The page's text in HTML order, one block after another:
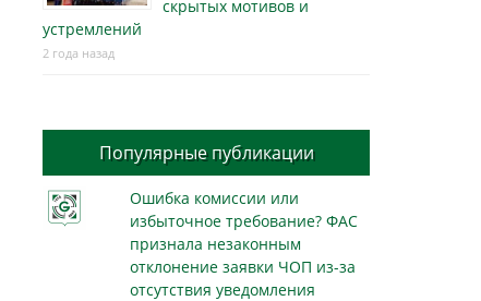
скрытых мотивов и
устремлений
2 года назад
Популярные публикации
Ошибка комиссии или
избыточное требование? ФАС
признала незаконным
отклонение заявки ЧОП из-за
отсутствия уведомления